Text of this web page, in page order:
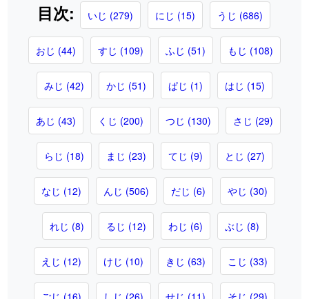
目次: いじ (279) にじ (15) うじ (686)
おじ (44) すじ (109) ふじ (51) もじ (108)
みじ (42) かじ (51) ぱじ (1) はじ (15)
あじ (43) くじ (200) つじ (130) さじ (29)
らじ (18) まじ (23) てじ (9) とじ (27)
なじ (12) んじ (506) だじ (6) やじ (30)
れじ (8) るじ (12) わじ (6) ぶじ (8)
えじ (12) けじ (10) きじ (63) こじ (33)